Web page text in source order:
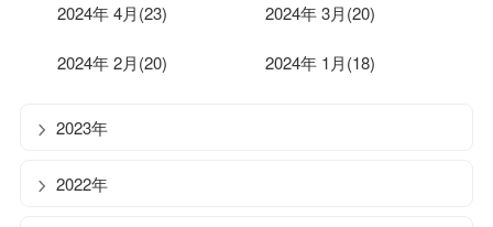
2024年 4月(23) 2024年 3月(20)
2024年 2月(20) 2024年 1月(18)
2023年
2022年